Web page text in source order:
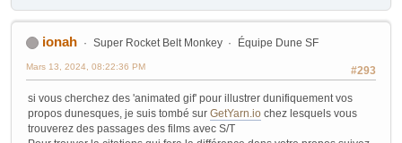
ionah Super Rocket Belt Monkey Équipe Dune SF
#293
Mars 13, 2024, 08:22:36 PM
si vous cherchez des 'animated gif' pour illustrer dunifiquement vos
propos dunesques, je suis tombé sur GetYarn.io chez lesquels vous
trouverez des passages des films avec S/T